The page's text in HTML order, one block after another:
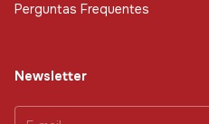
Perguntas Frequentes
Newsletter